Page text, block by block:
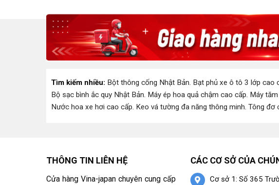
Tìm kiếm nhiều: Bột thông cống Nhật Bản. Bạt phủ xe ô tô 3 lớp cao
Bộ sạc bình ắc quy Nhật Bản. Máy ép hoa quả chậm cao cấp. Máy
Nước hoa xe hơi cao cấp. Keo vá tường đa năng thông minh. Tông đơ
THÔNG TIN LIÊN HỆ
Cửa hàng Vina-japan chuyên cung cấp
CÁC CƠ SỞ CỦA
Cơ sở 1: Số 365